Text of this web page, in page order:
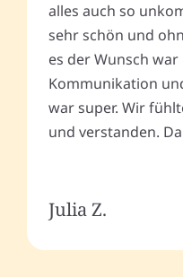
alles auch so
sehr schön und
es der Wunsch war
Kommunikation
war super. Wir
und verstanden.
Julia Z.